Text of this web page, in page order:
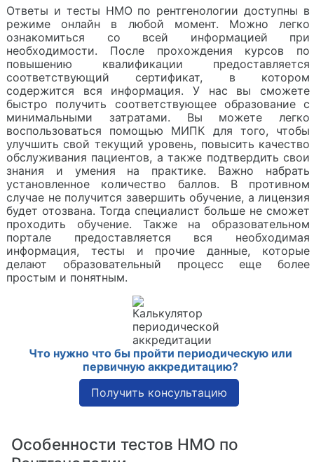
Ответы и тесты НМО по рентгенологии доступны в
режиме онлайн в любой момент. Можно легко
ознакомиться со всей информацией при
необходимости. После прохождения курсов по
повышению квалификации предоставляется
соответствующий сертификат, в котором
содержится вся информация. У нас вы сможете
быстро получить соответствующее образование с
минимальными затратами. Вы можете легко
воспользоваться помощью МИПК для того, чтобы
улучшить свой текущий уровень, повысить качество
обслуживания пациентов, а также подтвердить свои
знания и умения на практике. Важно набрать
установленное количество баллов. В противном
случае не получится завершить обучение, а лицензия
будет отозвана. Тогда специалист больше не сможет
проходить обучение. Также на образовательном
портале предоставляется вся необходимая
информация, тесты и прочие данные, которые
делают образовательный процесс еще более
простым и понятным.
Что нужно что бы пройти периодическую или
первичную аккредитацию?
Получить консультацию
Особенности тестов НМО по